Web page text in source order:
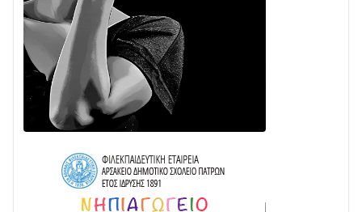
Δωρίδα για Όλους: «Καμία εκχώρηση των νερών
στην ΕΥΔΑΠ»
28/07 • 21:46
Διαβάστε την «Ναυπακτία» που κυκλοφορεί
24/07 • 11:31
Γιορτή της Τράτας 2026 | Ερατεινή Δωρίδας:
08/08 • 12:01
ΤΟ ΠΑΡΤΥ ΣΥΝΕΧΙΖΕΤΑΙ…
05/08 • 08:41